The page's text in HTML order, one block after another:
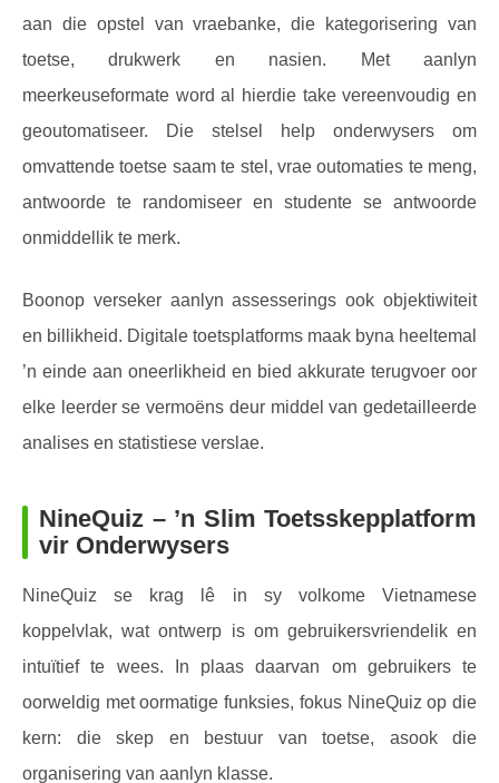
aan die opstel van vraebanke, die kategorisering van
toetse, drukwerk en nasien. Met aanlyn
meerkeuseformate word al hierdie take vereenvoudig en
geoutomatiseer. Die stelsel help onderwysers om
omvattende toetse saam te stel, vrae outomaties te meng,
antwoorde te randomiseer en studente se antwoorde
onmiddellik te merk.
Boonop verseker aanlyn assesserings ook objektiwiteit
en billikheid. Digitale toetsplatforms maak byna heeltemal
’n einde aan oneerlikheid en bied akkurate terugvoer oor
elke leerder se vermoëns deur middel van gedetailleerde
analises en statistiese verslae.
NineQuiz – ’n Slim Toetsskepplatform
vir Onderwysers
NineQuiz se krag lê in sy volkome Vietnamese
koppelvlak, wat ontwerp is om gebruikersvriendelik en
intuïtief te wees. In plaas daarvan om gebruikers te
oorweldig met oormatige funksies, fokus NineQuiz op die
kern: die skep en bestuur van toetse, asook die
organisering van aanlyn klasse.